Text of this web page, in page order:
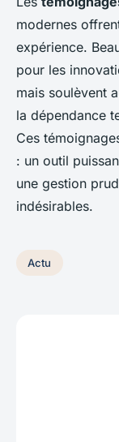
modernes
expérience.
pour les
mais soulèvent
la dépendance
Ces
: un outil
une gestion
indésirables.
Actu